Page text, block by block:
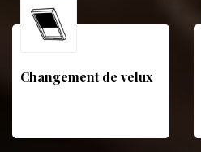
Changement de velux